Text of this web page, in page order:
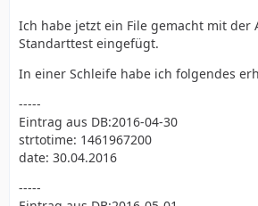
Ich habe jetzt ein File gemacht mit der
Standarttest eingefügt.
In einer Schleife habe ich folgendes
-----
Eintrag aus DB:2016-04-30
strtotime: 1461967200
date: 30.04.2016
-----